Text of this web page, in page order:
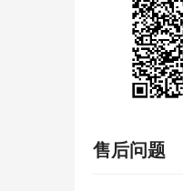
售后问题